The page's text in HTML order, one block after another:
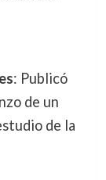
: Publicó
de un
de la